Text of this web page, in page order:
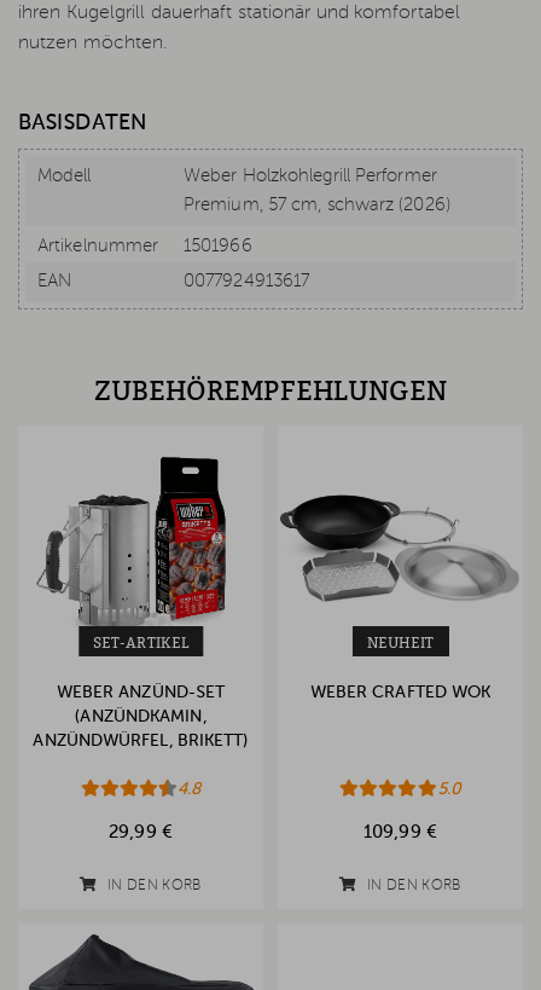
ihren Kugelgrill dauerhaft stationär und komfortabel
nutzen möchten.
BASISDATEN
Modell
Weber Holzkohlegrill Performer
Premium, 57 cm, schwarz (2026)
Artikelnummer
1501966
EAN
0077924913617
ZUBEHÖREMPFEHLUNGEN
SET-ARTIKEL
WEBER ANZÜND-SET
(ANZÜNDKAMIN,
ANZÜNDWÜRFEL, BRIKETT)
4.8
29,99 €
IN DEN KORB
NEUHEIT
WEBER CRAFTED WOK
5.0
109,99 €
IN DEN KORB